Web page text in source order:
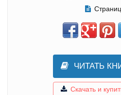
ЧИТАТЬ
Скачать и